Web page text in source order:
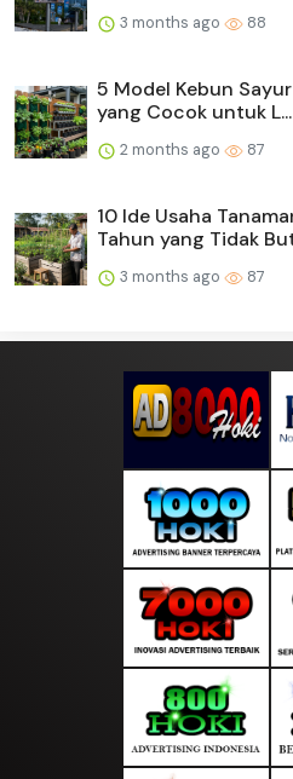
3 months ago 88
5 Model Kebun
yang Cocok untuk L...
2 months ago 87
10 Ide Usaha
Tahun yang Tidak
3 months ago 87